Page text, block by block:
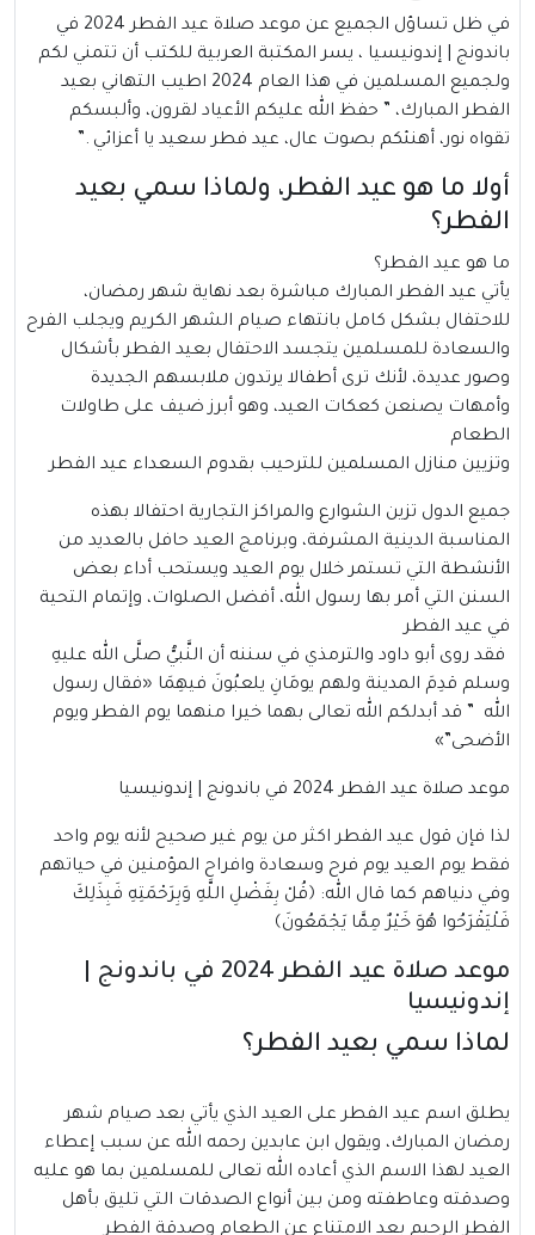
في ظل تساؤل الجميع عن موعد صلاة عيد الفطر 2024 في
باندونج | إندونيسيا ، يسر المكتبة العربية للكتب أن تتمني لكم
ولجميع المسلمين في هذا العام 2024 اطيب التهاني بعيد
الفطر المبارك، ” حفظ الله عليكم الأعياد لقرون، وألبسكم
تقواه نور، أهنئكم بصوت عال، عيد فطر سعيد يا أعزائي .”
أولا ما هو عيد الفطر، ولماذا سمي بعيد
الفطر؟
ما هو عيد الفطر؟
يأتي عيد الفطرالمبارك مباشرة بعد نهاية شهر رمضان،
للاحتفال بشكل كامل بانتهاء صيام الشهر الكريم ويجلب الفرح
والسعادة للمسلمين يتجسد الاحتفال بعيد الفطر بأشكال
وصور عديدة، لأنك ترى أطفالا يرتدون ملابسهم الجديدة
وأمهات يصنعن كعكات العيد، وهو أبرز ضيف على طاولات
الطعام
وتزيين منازل المسلمين للترحيب بقدوم السعداء عيد الفطر
جميع الدول تزين الشوارع والمراكز التجارية احتفالا بهذه
المناسبة الدينية المشرفة، وبرنامج العيد حافل بالعديد من
الأنشطة التي تستمر خلال يوم العيد ويستحب أداء بعض
السنن التي أمر بها رسول الله، أفضل الصلوات، وإتمام التحية
في عيد الفطر
فقد روى أبو داود والترمذي في سننه أن النَّبيُّ صلَّى الله عليهِ
وسلم قدِمَ المدينة ولهم يومَانِ يلعبُونَ فيهِمَا «فقال رسول
الله ” قد أبدلكم الله تعالى بهما خيرا منهما يوم الفطر ويوم
الأضحى”»
موعد صلاة عيد الفطر 2024 في باندونج | إندونيسيا
لذا فإن قول عيد الفطر اكثر من يوم غير صحيح لأنه يوم واحد
فقط يوم العيد يوم فرح وسعادة وافراح المؤمنين في حياتهم
وفي دنياهم كما قال الله: ﴿قُلْ بِفَضْلِ اللَّهِ وَبِرَحْمَتِهِ فَبِذَلِكَ
فَلْيَفْرَحُوا هُوَ خَيْرٌ مِمَّا يَجْمَعُونَ﴾
موعد صلاة عيد الفطر 2024 في باندونج |
إندونيسيا
لماذا سمي بعيد الفطر؟
يطلق اسم عيد الفطر على العيد الذي يأتي بعد صيام شهر
رمضان المبارك، ويقول ابن عابدين رحمه الله عن سبب إعطاء
العيد لهذا الاسم الذي أعاده الله تعالى للمسلمين بما هو عليه
وصدقته وعاطفته ومن بين أنواع الصدقات التي تليق بأهل
الفطر الرحيم بعد الامتناع عن الطعام وصدقة الفطر